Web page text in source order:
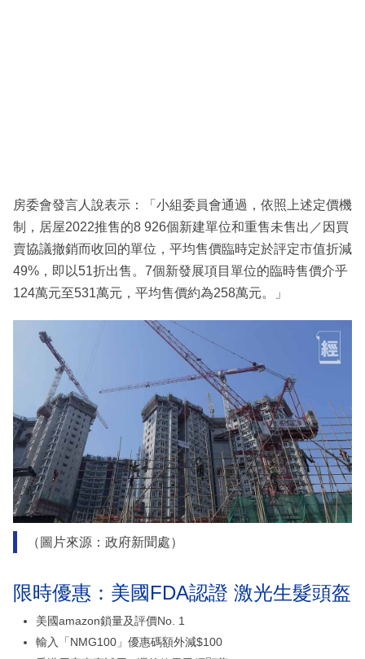
房委會發言人說表示：「小組委員會通過，依照上述定價機
制，居屋2022推售的8 926個新建單位和重售未售出／因買
賣協議撤銷而收回的單位，平均售價臨時定於評定市值折減
49%，即以51折出售。7個新發展項目單位的臨時售價介乎
124萬元至531萬元，平均售價約為258萬元。」
（圖片來源：政府新聞處）
限時優惠：美國FDA認證 激光生髮頭盔
美國amazon鎖量及評價No. 1
輸入「NMG100」優惠碼額外減$100